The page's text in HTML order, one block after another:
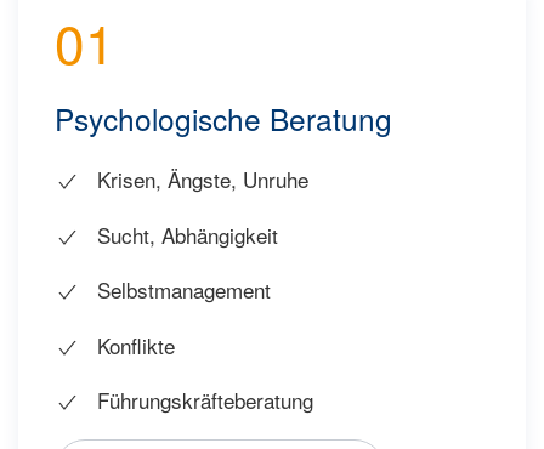
01
Psychologische Beratung
Krisen, Ängste, Unruhe
Sucht, Abhängigkeit
Selbstmanagement
Konflikte
Führungskräfteberatung